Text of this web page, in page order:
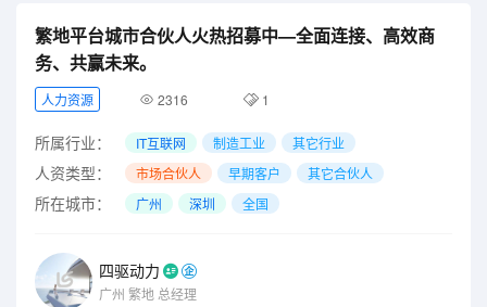
繁地平台城市合伙人火热招募中—全面连接、高效商
务、共赢未来。
人力资源 2316 1
所属行业： IT互联网 制造工业 其它行业
人资类型： 市场合伙人 早期客户 其它合伙人
所在城市： 广州 深圳 全国
四驱动力
广州 繁地 总经理